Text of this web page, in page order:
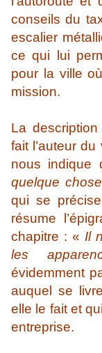
conseils du
escalier
ce qui lui
pour la ville
mission.
La
fait l’auteur
nous indique
quelque chose
qui se
résume
chapitre : « Il
les
évidemment
auquel se
elle le fait et
entreprise.